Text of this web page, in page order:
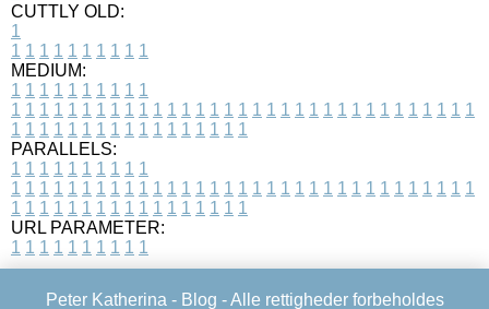
CUTTLY OLD:
1
1 1 1 1 1 1 1 1 1 1
MEDIUM:
1 1 1 1 1 1 1 1 1 1
1 1 1 1 1 1 1 1 1 1 1 1 1 1 1 1 1 1 1 1 1 1 1 1 1 1 1 1 1 1 1 1 1
1 1 1 1 1 1 1 1 1 1 1 1 1 1 1 1 1
PARALLELS:
1 1 1 1 1 1 1 1 1 1
1 1 1 1 1 1 1 1 1 1 1 1 1 1 1 1 1 1 1 1 1 1 1 1 1 1 1 1 1 1 1 1 1
1 1 1 1 1 1 1 1 1 1 1 1 1 1 1 1 1
URL PARAMETER:
1 1 1 1 1 1 1 1 1 1
Peter Katherina - Blog - Alle rettigheder forbeholdes